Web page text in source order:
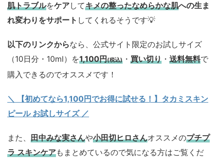
肌トラブルをケアしてキメの整ったなめらかな肌への生ま
れ変わりをサポート してくれるそうです💡
以下のリンクからなら、公式サイト限定のお試しサイズ
（10日分・10ml）を1,100円(税込) ・ 買い切り ・ 送料無料で
購入できるのでオススメです！
＼ 【初めてなら1,100円でお得に試せる！】タカミスキン
ピール お試しサイズ／
また、 田中みな実さんや小田切ヒロさんオススメのプチプ
ラ スキンケアもまとめているので気になる方はご覧くだ